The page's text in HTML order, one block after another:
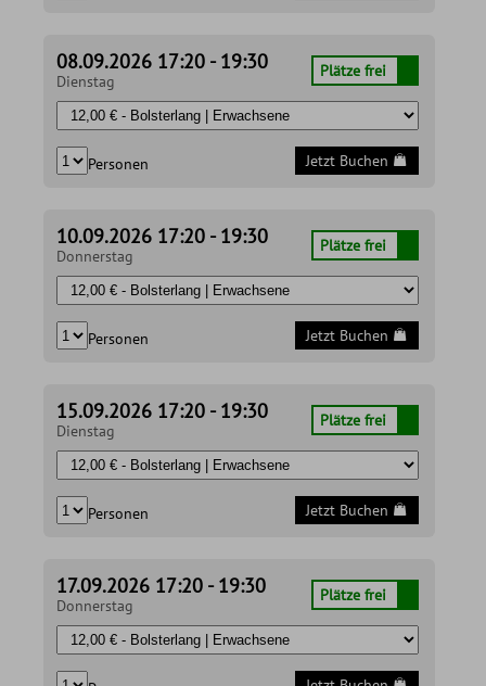
08.09.2026 17:20 - 19:30
Dienstag
Plätze frei
Personen Jetzt Buchen
10.09.2026 17:20 - 19:30
Donnerstag
Plätze frei
Personen Jetzt Buchen
15.09.2026 17:20 - 19:30
Dienstag
Plätze frei
Personen Jetzt Buchen
17.09.2026 17:20 - 19:30
Donnerstag
Plätze frei